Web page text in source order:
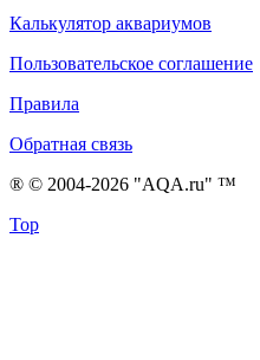
Калькулятор аквариумов
Пользовательское соглашение
Правила
Обратная связь
® © 2004-2026 "AQA.ru" ™
Top